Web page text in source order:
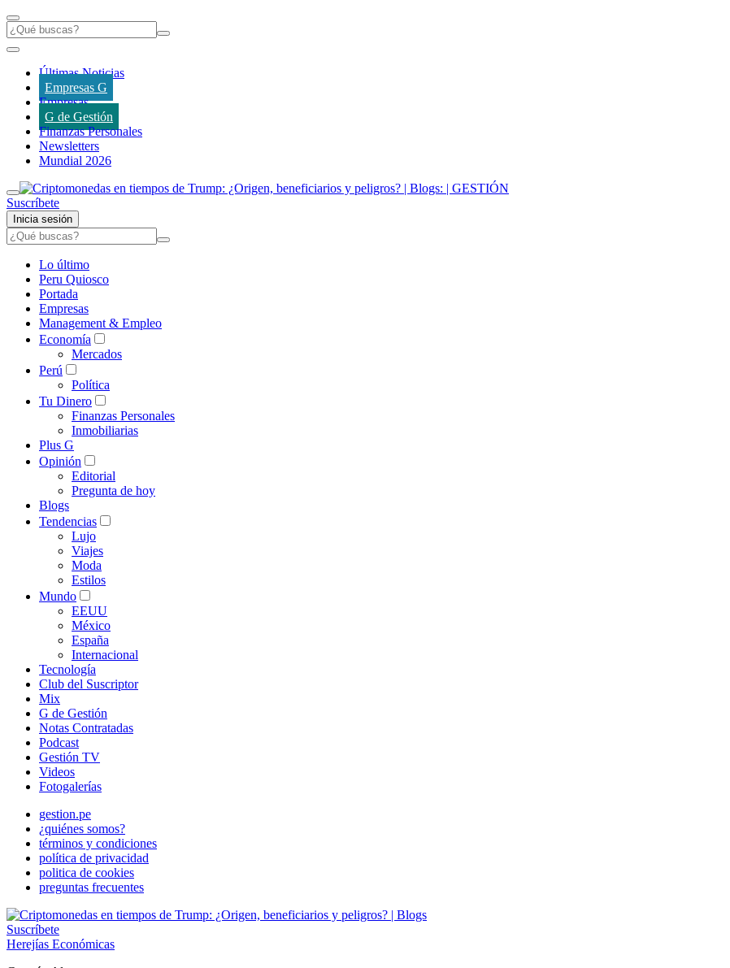
Últimas Noticias
Empresas G
Empresas
G de Gestión
Finanzas Personales
Newsletters
Mundial 2026
Suscríbete
Inicia sesión
Lo último
Peru Quiosco
Portada
Empresas
Management & Empleo
Economía
Mercados
Perú
Política
Tu Dinero
Finanzas Personales
Inmobiliarias
Plus G
Opinión
Editorial
Pregunta de hoy
Blogs
Tendencias
Lujo
Viajes
Moda
Estilos
Mundo
EEUU
México
España
Internacional
Tecnología
Club del Suscriptor
Mix
G de Gestión
Notas Contratadas
Podcast
Gestión TV
Videos
Fotogalerías
gestion.pe
¿quiénes somos?
términos y condiciones
política de privacidad
politica de cookies
preguntas frecuentes
Suscríbete
Herejías Económicas